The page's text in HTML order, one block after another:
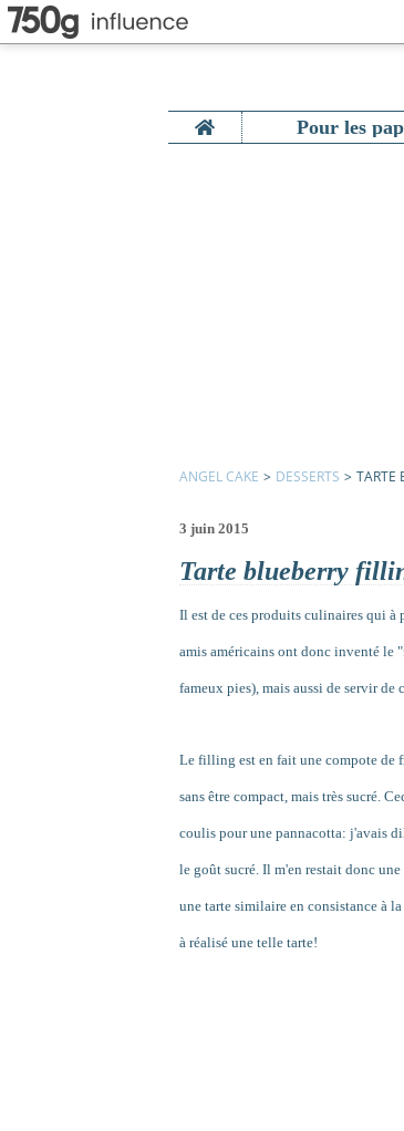
Home Pour les
ANGEL CAKE > DESSERTS > TARTE
3 juin 2015
Tarte blueberry
Il est de ces produits culinaires qui à
amis américains ont donc inventé le
fameux pies), mais aussi de servir de
Le filling est en fait une compote de
sans être compact, mais très sucré.
coulis pour une pannacotta: j'avais
le goût sucré. Il m'en restait donc
une tarte similaire en consistance à
à réalisé une telle tarte!